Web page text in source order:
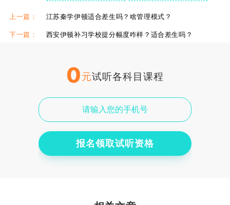
上一篇： 江苏秦学伊顿适合差生吗？啥管理模式？
下一篇： 西安伊顿补习学校提分幅度咋样？适合差生吗？
0元试听各科目课程
报名领取试听资格